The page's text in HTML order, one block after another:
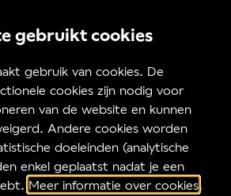
gebruikt cookies
gebruik van cookies. De
cookies zijn nodig voor
van de website en kunnen
Andere cookies worden
doeleinden (analytische
enkel geplaatst nadat je een
Meer informatie over cookies.
tussen
acrobatie:
Collectif